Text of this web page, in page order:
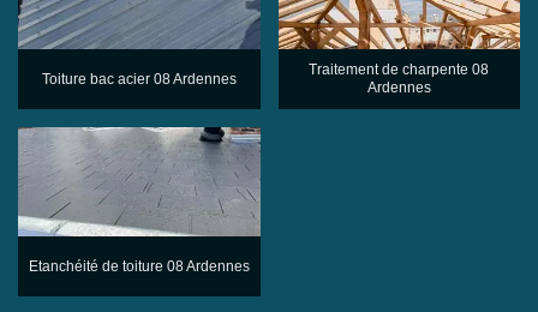
Toiture bac acier 08 Ardennes
Traitement de charpente 08
Ardennes
Etanchéité de toiture 08 Ardennes